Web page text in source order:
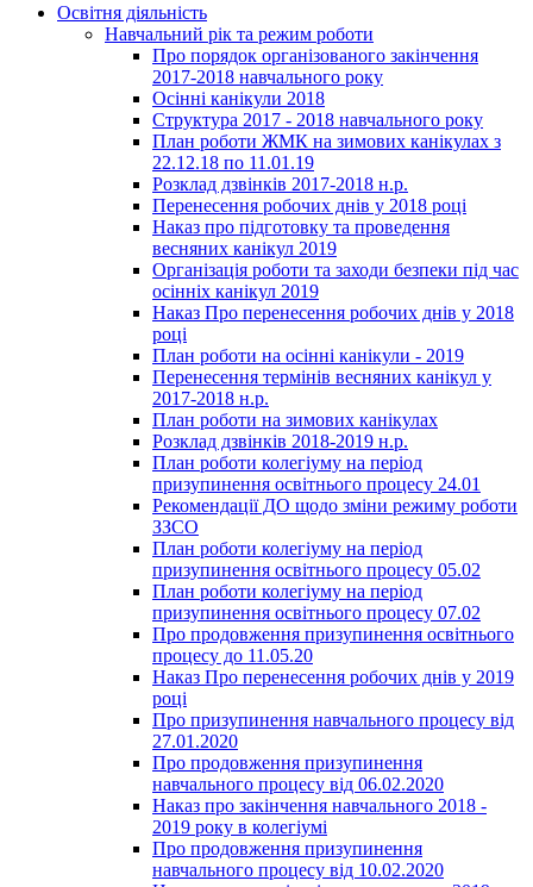
Освітня діяльність
Навчальний рік та режим роботи
Про порядок організованого закінчення
2017-2018 навчального року
Осінні канікули 2018
Структура 2017 - 2018 навчального року
План роботи ЖМК на зимових канікулах з
22.12.18 по 11.01.19
Розклад дзвінків 2017-2018 н.р.
Перенесення робочих днів у 2018 році
Наказ про підготовку та проведення
весняних канікул 2019
Організація роботи та заходи безпеки під час
осінніх канікул 2019
Наказ Про перенесення робочих днів у 2018
році
План роботи на осінні канікули - 2019
Перенесення термінів весняних канікул у
2017-2018 н.р.
План роботи на зимових канікулах
Розклад дзвінків 2018-2019 н.р.
План роботи колегіуму на період
призупинення освітнього процесу 24.01
Рекомендації ДО щодо зміни режиму роботи
ЗЗСО
План роботи колегіуму на період
призупинення освітнього процесу 05.02
План роботи колегіуму на період
призупинення освітнього процесу 07.02
Про продовження призупинення освітнього
процесу до 11.05.20
Наказ Про перенесення робочих днів у 2019
році
Про призупинення навчального процесу від
27.01.2020
Про продовження призупинення
навчального процесу від 06.02.2020
Наказ про закінчення навчального 2018 -
2019 року в колегіумі
Про продовження призупинення
навчального процесу від 10.02.2020